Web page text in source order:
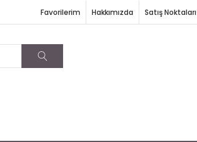
Hakkımızda Satış Noktaları
Favorilerim